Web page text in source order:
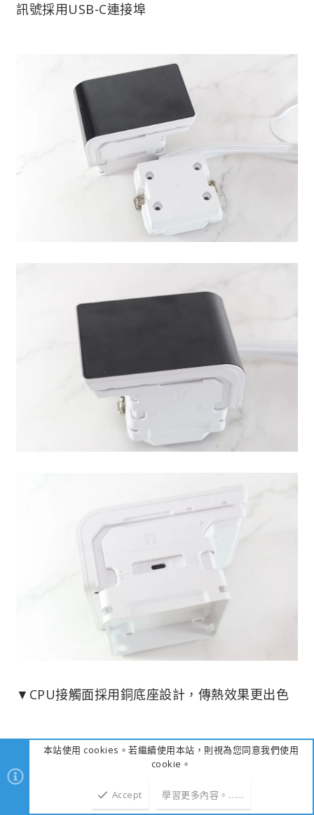
訊號採用USB-C連接埠
▼CPU接觸面採用銅底座設計，傳熱效果更出色
本站使用 cookies。若繼續使用本站，則視為您同意我們使用
cookie。
Accept 學習更多內容。……